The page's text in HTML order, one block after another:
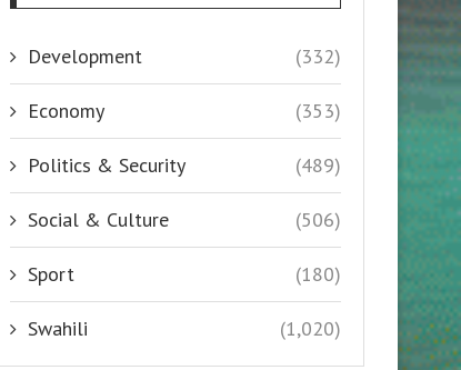
Development (332)
Economy (353)
Politics & Security (489)
Social & Culture (506)
Sport (180)
Swahili (1,020)